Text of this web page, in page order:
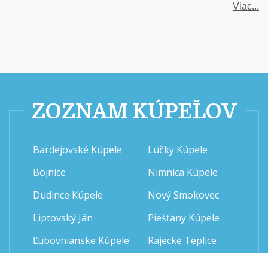
Viac...
ZOZNAM KÚPEĽOV
Bardejovské Kúpele
Bojnice
Dudince Kúpele
Liptovský Ján
Ľubovnianske Kúpele
Lúčky Kúpele
Nimnica Kúpele
Nový Smokovec
Piešťany Kúpele
Rajecké Teplice